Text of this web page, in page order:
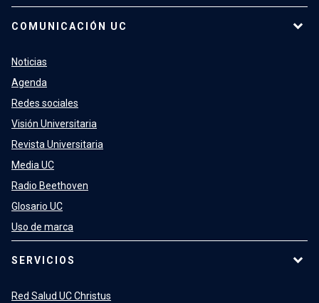
COMUNICACIÓN UC
Noticias
Agenda
Redes sociales
Visión Universitaria
Revista Universitaria
Media UC
Radio Beethoven
Glosario UC
Uso de marca
SERVICIOS
Red Salud UC Christus